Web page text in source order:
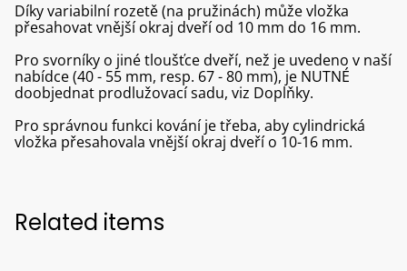
Díky variabilní rozetě (na pružinách) může vložka
přesahovat vnější okraj dveří od 10 mm do 16 mm.
Pro svorníky o jiné tloušťce dveří, než je uvedeno v naší
nabídce (40 - 55 mm, resp. 67 - 80 mm), je NUTNÉ
doobjednat prodlužovací sadu, viz Doplňky.
Pro správnou funkci kování je třeba, aby cylindrická
vložka přesahovala vnější okraj dveří o 10-16 mm.
Related items